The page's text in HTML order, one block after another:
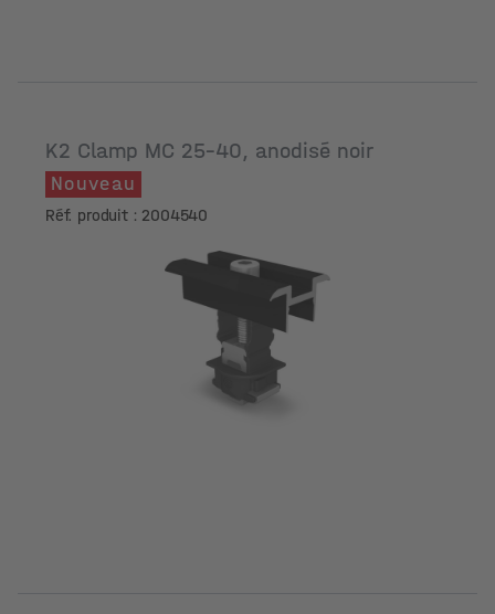
K2 Clamp MC 25-40, anodisé noir
Nouveau
Réf. produit : 2004540